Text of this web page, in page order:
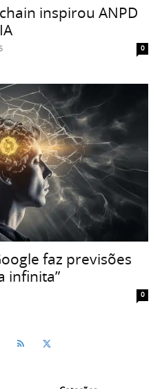
inspirou ANPD
0
faz previsões
infinita”
0